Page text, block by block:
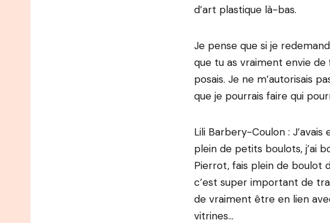
d’art plastique là-bas.
Je pense que si je
que tu as vraiment envie de
posais. Je ne m’autorisais
que je pourrais faire qui
Lili Barbery-Coulon : J’avais
plein de petits boulots, j’ai
Pierrot, fais plein de boulot
c’est super important de
de vraiment être en lien
vitrines…